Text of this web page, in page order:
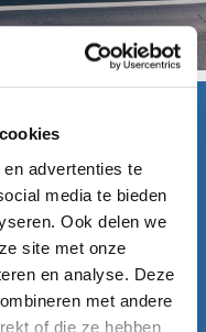
advertenties te
media te bieden
Ook delen we
site met onze
en analyse. Deze
met andere
of die ze hebben
te
in om meteen
bellen wij je
van onze